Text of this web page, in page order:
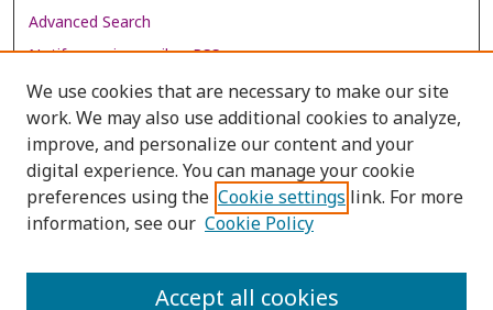
Advanced Search
Notify me via email orRSS
Browse
Collections
Disciplines
Authors
We use cookies that are necessary to make our site
work. We may also use additional cookies to analyze,
improve, and personalize our content and your
digital experience. You can manage your cookie
preferences using the Cookie settings link. For more
information, see our Cookie Policy
Accept all cookies